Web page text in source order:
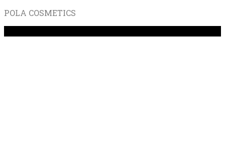
POLA COSMETICS